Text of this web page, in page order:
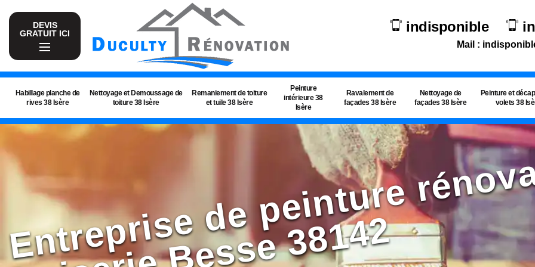
DEVIS
GRATUIT ICI
indisponible
Mail :
Habillage planche de
rives 38 Isère
Nettoyage et Demoussage de
toiture 38 Isère
Remaniement de toiture
et tuile 38 Isère
Peinture
intérieure 38
Isère
Ravalement de
façades 38 Isère
Nettoyage de
façades 38 Isère
Peinture et
volets 38